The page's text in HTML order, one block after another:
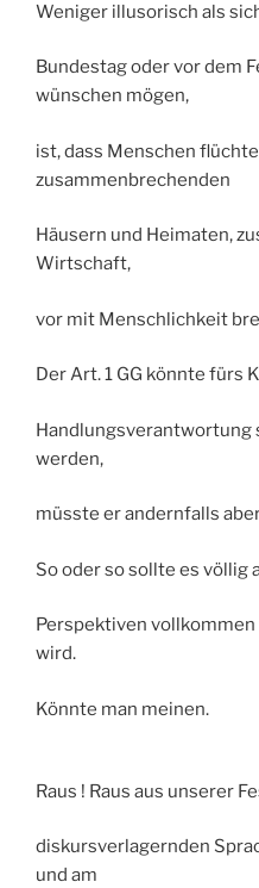
Weniger illusorisch als
Bundestag oder vor dem
wünschen mögen,
ist, dass Menschen
zusammenbrechenden
Häusern und Heimaten,
Wirtschaft,
vor mit Menschlichkeit
Der Art. 1 GG könnte fürs
Handlungsverantwortung
werden,
müsste er andernfalls
So oder so sollte es völlig
Perspektiven
wird.
Könnte man meinen.
Raus ! Raus aus unserer
diskursverlagernden
und am